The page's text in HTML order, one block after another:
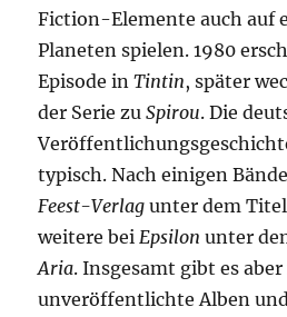
Fiction-Elemente auch auf
Planeten spielen. 1980
Episode inTintin, später
der Serie zuSpirou. Die
typisch. Nach einigen
Feest-Verlag unter dem
weitere bei Epsilon unter
Aria. Insgesamt gibt es
unveröffentlichte Alben